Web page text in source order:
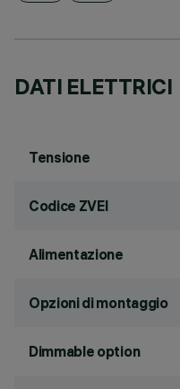
DATI ELETTRICI
Tensione
Codice ZVEI
Alimentazione
Opzioni di montaggio
Dimmable option